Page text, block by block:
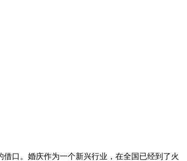
口。婚庆作为一个新兴行业，在全国已经到了火